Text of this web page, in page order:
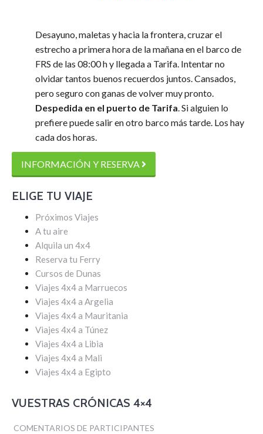
Desayuno, maletas y hacia la frontera, cruzar el
estrecho a primera hora de la mañana en el barco de
FRS de las 08:00 h y llegada a Tarifa. Intentar no
olvidar tantos buenos recuerdos juntos. Cansados,
pero seguro con ganas de volver muy pronto.
Despedida en el puerto de Tarifa. Si alguien lo
prefiere puede salir en otro barco más tarde. Los hay
cada dos horas.
INFORMACIÓN Y RESERVA
ELIGE TU VIAJE
Próximos Viajes
A tu aire
Alquila un 4x4
Reserva tu Ferry
Cursos de Dunas
Viajes 4x4 a Marruecos
Viajes 4x4 a Argelia
Viajes 4x4 a Mauritania
Viajes 4x4 a Túnez
Viajes 4x4 a Libia
Viajes 4x4 a Mali
Viajes 4x4 a Egipto
VUESTRAS CRÓNICAS 4×4
COMENTARIOS DE PARTICIPANTES